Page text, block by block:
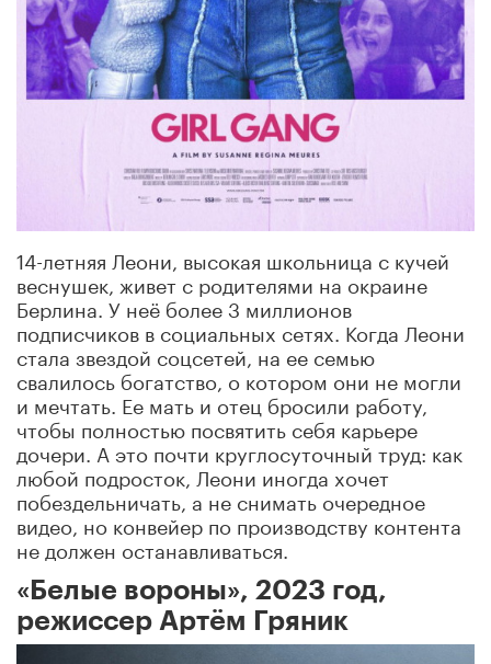
14-летняя Леони, высокая школьница с кучей
веснушек, живет с родителями на окраине
Берлина. У неё более 3 миллионов
подписчиков в социальных сетях. Когда Леони
стала звездой соцсетей, на ее семью
свалилось богатство, о котором они не могли
и мечтать. Ее мать и отец бросили работу,
чтобы полностью посвятить себя карьере
дочери. А это почти круглосуточный труд: как
любой подросток, Леони иногда хочет
побездельничать, а не снимать очередное
видео, но конвейер по производству контента
не должен останавливаться.
«Белые вороны», 2023 год,
режиссер Артём Гряник